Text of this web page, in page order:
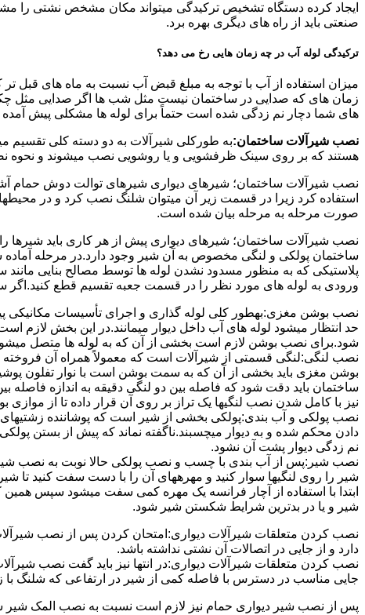
ایجاد کرده دستگاه تشخیص ترکیدگی میتواند مکان مشخص نشتی را
صنعتی باید از راه های دیگری بهره برد.
ترکیدگی لوله آب در چه زمان هایی رخ می دهد؟
میزان استفاده از آب با توجه به مبلغ قبض آب نسبت به ماه های قبل
زمان های که صدایی در ساختمان نیست مثل شب ها اگر صدایی مثل چکه
های شما دچار نم زدگی شده است حتماً برای لوله ها مشکلی پیش آمده و
نصب شیرآلات ساختمان:به طورکلی شیرآلات به دو دسته کلی تقسیم
هستند که بر روی سینک ظرفشویی و یا روشویی نصب میشوند و نحوه
نصب شیرآلات ساختمان؛ شیرهای دیواری شیرهای توالت دوش حمام
استفاده کرد زیرا در قسمت زیر آن میتوان شلنگ نصب کرد و در
صورت مرحله به مرحله بیان شده است.
نصب شیرآلات ساختمان؛ شیرهای دیواری پیش از هر کاری باید شیرها
ساختمان پولکی و لنگی مخصوص به آن شیر وجود دارد.در مرحله
پلاستیکی که به منظور مسدود نشدن لوله ها توسط مصالح بنایی مانند
ورودی به لوله های مورد نظر را در قسمت جعبه تقسیم قطع
نصب بوشن مغزی:بهطور کلی لوله گذاری و اجرای تأسیسات مکانیکی
حد انتظار میشود لوله های آب داخل دیوار میمانند.در این بخش
شود.برای نصب بوشن لازم است بخشی از آن که به لوله ها متصل میشود
نصب لنگی:لنگی قسمتی از شیرآلات است که معمولاً همراه آن
بوشن مغزی باید بخشی از آن که به سمت بوشن است با نوار تفلون
ساختمان باید دقت شود که فاصله بین دو لنگی دقیقه به اندازه فاصله
نیز با کامل شدن نصب لنگیها یک تراز بر روی آن قرار داده تا از موازی
نصب پولکی و آب بندی:پولکی بخشی از شیر است که پوشاننده
دادن محکم شده و به دیوار میچسبند.ناگفته نماند که پیش از بستن
نم زدگی دیوار پشت آن نشود.
نصب شیر:پس از آب بندی با چسب و نصب پولکی حالا نوبت به نصب
شیر را روی لنگیها سوار کنید و مهرههای آن را با دست سفت کنید تا
ابتدا با استفاده از آچار فرانسه یک مهره کمی سفت میشود سپس
شیر و یا در بدترین شرایط شکستن شیر شود.
نصب کردن متعلقات شیرآلات دیواری:امتحان کردن پس از نصب شیرآلات
دارد و از جایی در اتصالات آن نشتی نداشته باشد.
نصب کردن متعلقات شیرآلات دیواری:در انتها نیز باید گفت نصب
جایی مناسب در دسترس با فاصله کمی از شیر در ارتفاعی که شلنگ با
پس از نصب شیر دیواری حمام نیز لازم است نسبت به نصب المک